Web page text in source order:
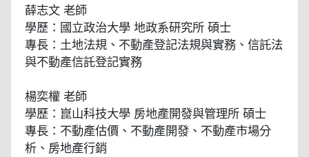
薛志文 老師
學歷：國立政治大學 地政系研究所 碩士
專長：土地法規、不動產登記法規與實務、信託法
與不動產信託登記實務
楊奕權 老師
學歷：崑山科技大學 房地產開發與管理所 碩士
專長：不動產估價、不動產開發、不動產市場分
析、房地產行銷